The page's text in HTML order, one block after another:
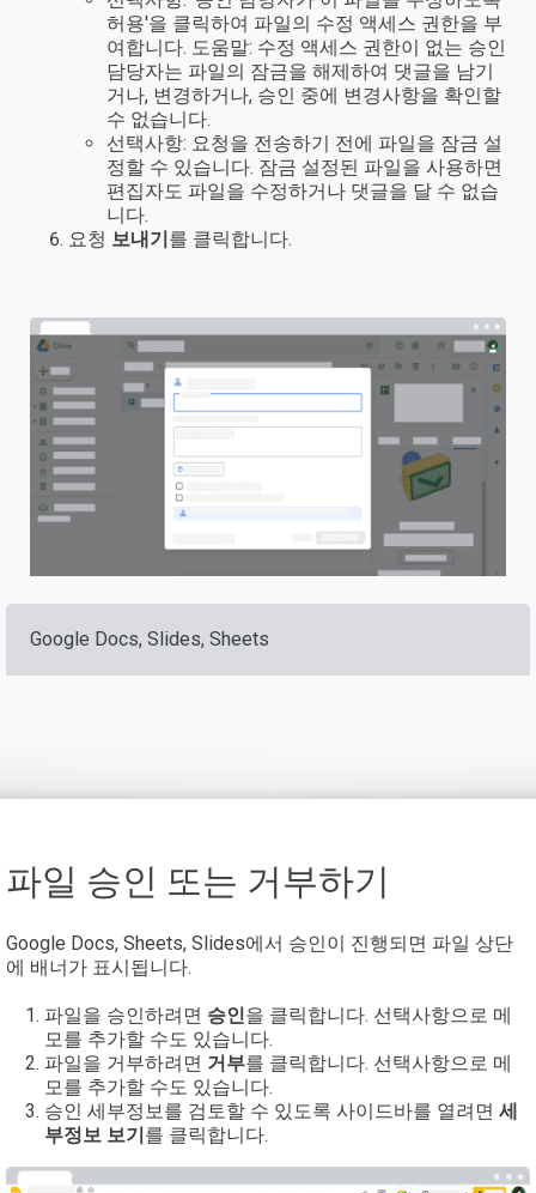
허용'을 클릭하여 파일의 수정 액세스 권한을 부
여합니다. 도움말: 수정 액세스 권한이 없는 승인
담당자는 파일의 잠금을 해제하여 댓글을 남기
거나, 변경하거나, 승인 중에 변경사항을 확인할
수 없습니다.
선택사항: 요청을 전송하기 전에 파일을 잠금 설
정할 수 있습니다. 잠금 설정된 파일을 사용하면
편집자도 파일을 수정하거나 댓글을 달 수 없습
니다.
요청 보내기를 클릭합니다.
Google Docs, Slides, Sheets
파일 승인 또는 거부하기
Google Docs, Sheets, Slides에서 승인이 진행되면 파일 상단
에 배너가 표시됩니다.
파일을 승인하려면 승인을 클릭합니다. 선택사항으로 메
모를 추가할 수도 있습니다.
파일을 거부하려면 거부를 클릭합니다. 선택사항으로 메
모를 추가할 수도 있습니다.
승인 세부정보를 검토할 수 있도록 사이드바를 열려면 세
부정보 보기를 클릭합니다.